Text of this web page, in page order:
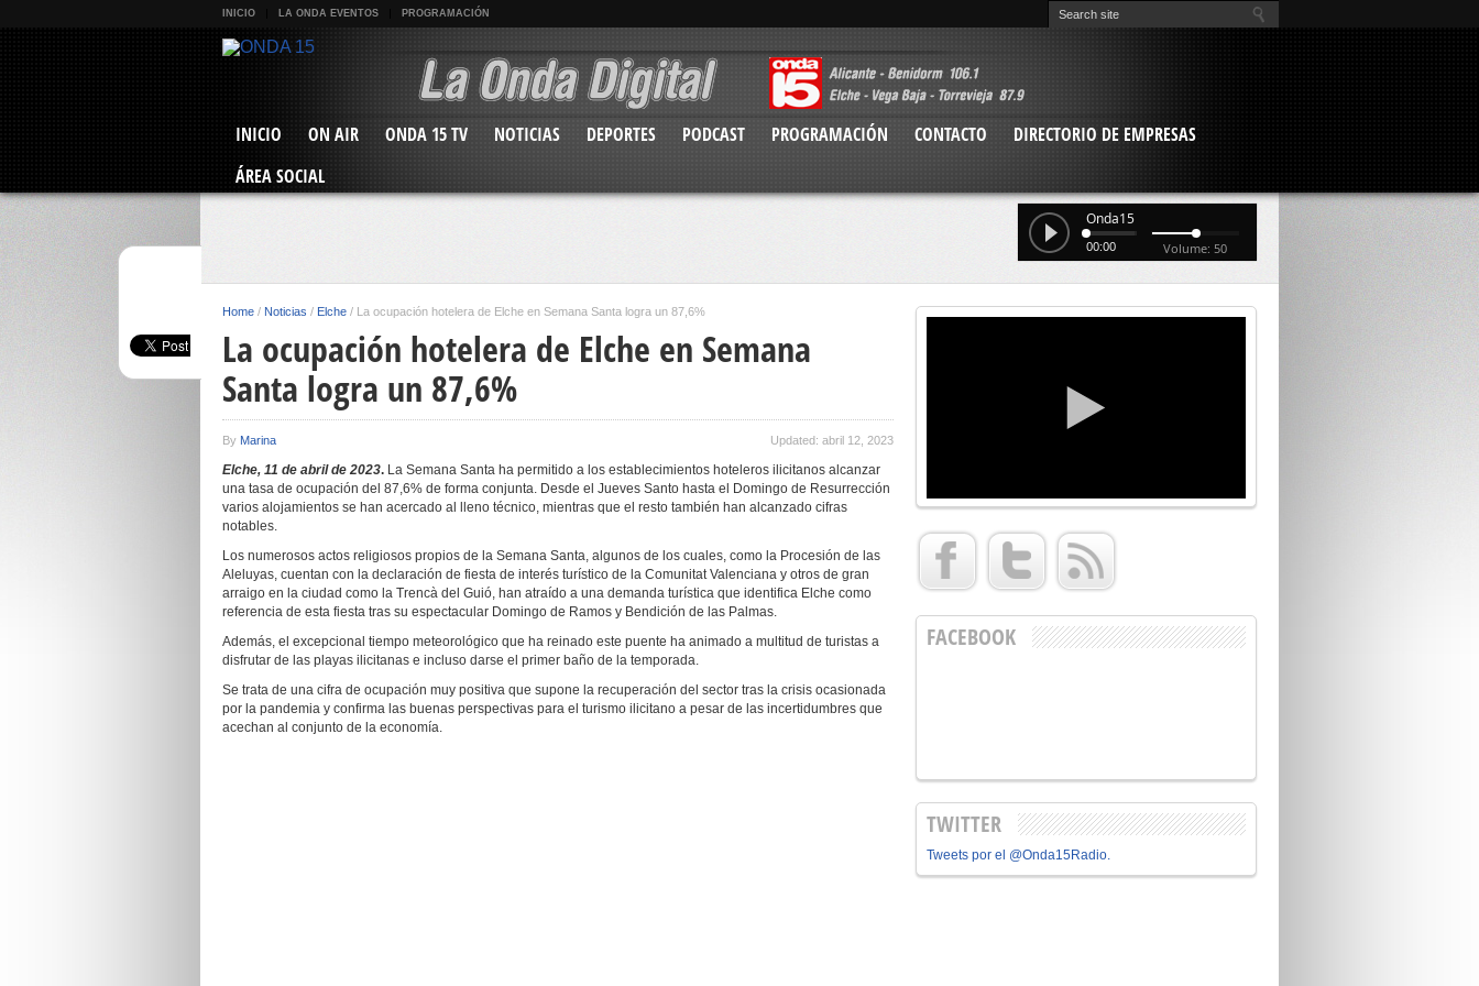
INICIO LA ONDA EVENTOS PROGRAMACIÓN
INICIO ON AIR ONDA 15 TV NOTICIAS DEPORTES PODCAST PROGRAMACIÓN CONTACTO
DIRECTORIO DE EMPRESAS
ÁREA SOCIAL
Onda15
00:00 Volume: 50
Home / Noticias / Elche / La ocupación hotelera de Elche en Semana Santa logra un 87,6%
La ocupación hotelera de Elche en Semana
Santa logra un 87,6%
By Marina Updated: abril 12, 2023
Elche, 11 de abril de 2023. La Semana Santa ha permitido a los establecimientos hoteleros ilicitanos alcanzar
una tasa de ocupación del 87,6% de forma conjunta. Desde el Jueves Santo hasta el Domingo de Resurrección
varios alojamientos se han acercado al lleno técnico, mientras que el resto también han alcanzado cifras
notables.
Los numerosos actos religiosos propios de la Semana Santa, algunos de los cuales, como la Procesión de las
Aleluyas, cuentan con la declaración de fiesta de interés turístico de la Comunitat Valenciana y otros de gran
arraigo en la ciudad como la Trencà del Guió, han atraído a una demanda turística que identifica Elche como
referencia de esta fiesta tras su espectacular Domingo de Ramos y Bendición de las Palmas.
Además, el excepcional tiempo meteorológico que ha reinado este puente ha animado a multitud de turistas a
disfrutar de las playas ilicitanas e incluso darse el primer baño de la temporada.
Se trata de una cifra de ocupación muy positiva que supone la recuperación del sector tras la crisis ocasionada
por la pandemia y confirma las buenas perspectivas para el turismo ilicitano a pesar de las incertidumbres que
acechan al conjunto de la economía.
FACEBOOK
TWITTER
Tweets por el @Onda15Radio.